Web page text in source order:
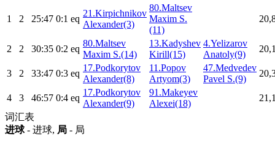
1 2 25:47 0:1 eq
21.Kirpichnikov
Alexander(3)
80.Maltsev
Maxim S.
(11)
2 2 30:35 0:2 eq
80.Maltsev
Maxim S.(14)
13.Kadyshev
Kirill(15)
4.Yelizarov
Anatoly(9)
3 2 33:47 0:3 eq
17.Podkorytov
Alexander(8)
11.Popov
Artyom(3)
47.Medvedev
Pavel S.(9)
4 3 46:57 0:4 eq
17.Podkorytov
Alexander(9)
91.Makeyev
Alexei(18)
词汇表
进球- 进球, 局 - 局